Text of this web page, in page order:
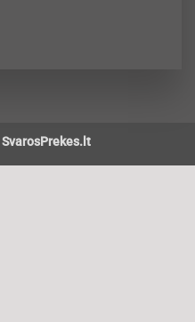
SvarosPrekes.lt